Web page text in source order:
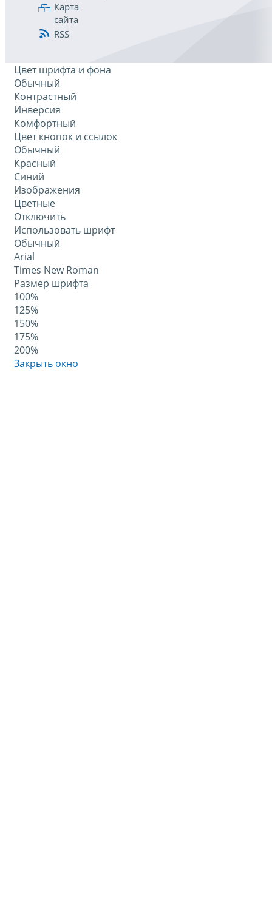
Карта
сайта
RSS
Цвет шрифта и фона
Обычный
Контрастный
Инверсия
Комфортный
Цвет кнопок и ссылок
Обычный
Красный
Синий
Изображения
Цветные
Отключить
Использовать шрифт
Обычный
Arial
Times New Roman
Размер шрифта
100%
125%
150%
175%
200%
Закрыть окно